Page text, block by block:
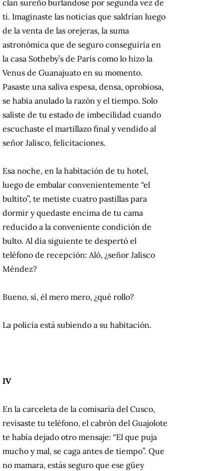
clan sureño burlándose por segunda vez de
ti. Imaginaste las noticias que saldrían luego
de la venta de las orejeras, la suma
astronómica que de seguro conseguiría en
la casa Sotheby’s de París como lo hizo la
Venus de Guanajuato en su momento.
Pasaste una saliva espesa, densa, oprobiosa,
se había anulado la razón y el tiempo. Solo
saliste de tu estado de imbecilidad cuando
escuchaste el martillazo final y vendido al
señor Jalisco, felicitaciones.
Esa noche, en la habitación de tu hotel,
luego de embalar convenientemente “el
bultito”, te metiste cuatro pastillas para
dormir y quedaste encima de tu cama
reducido a la conveniente condición de
bulto. Al día siguiente te despertó el
teléfono de recepción: Aló, ¿señor Jalisco
Méndez?
Bueno, sí, él mero mero, ¿qué rollo?
La policía está subiendo a su habitación.
IV
En la carceleta de la comisaría del Cusco,
revisaste tu teléfono, el cabrón del Guajolote
te había dejado otro mensaje: “El que puja
mucho y mal, se caga antes de tiempo”. Que
no mamara, estás seguro que ese güey